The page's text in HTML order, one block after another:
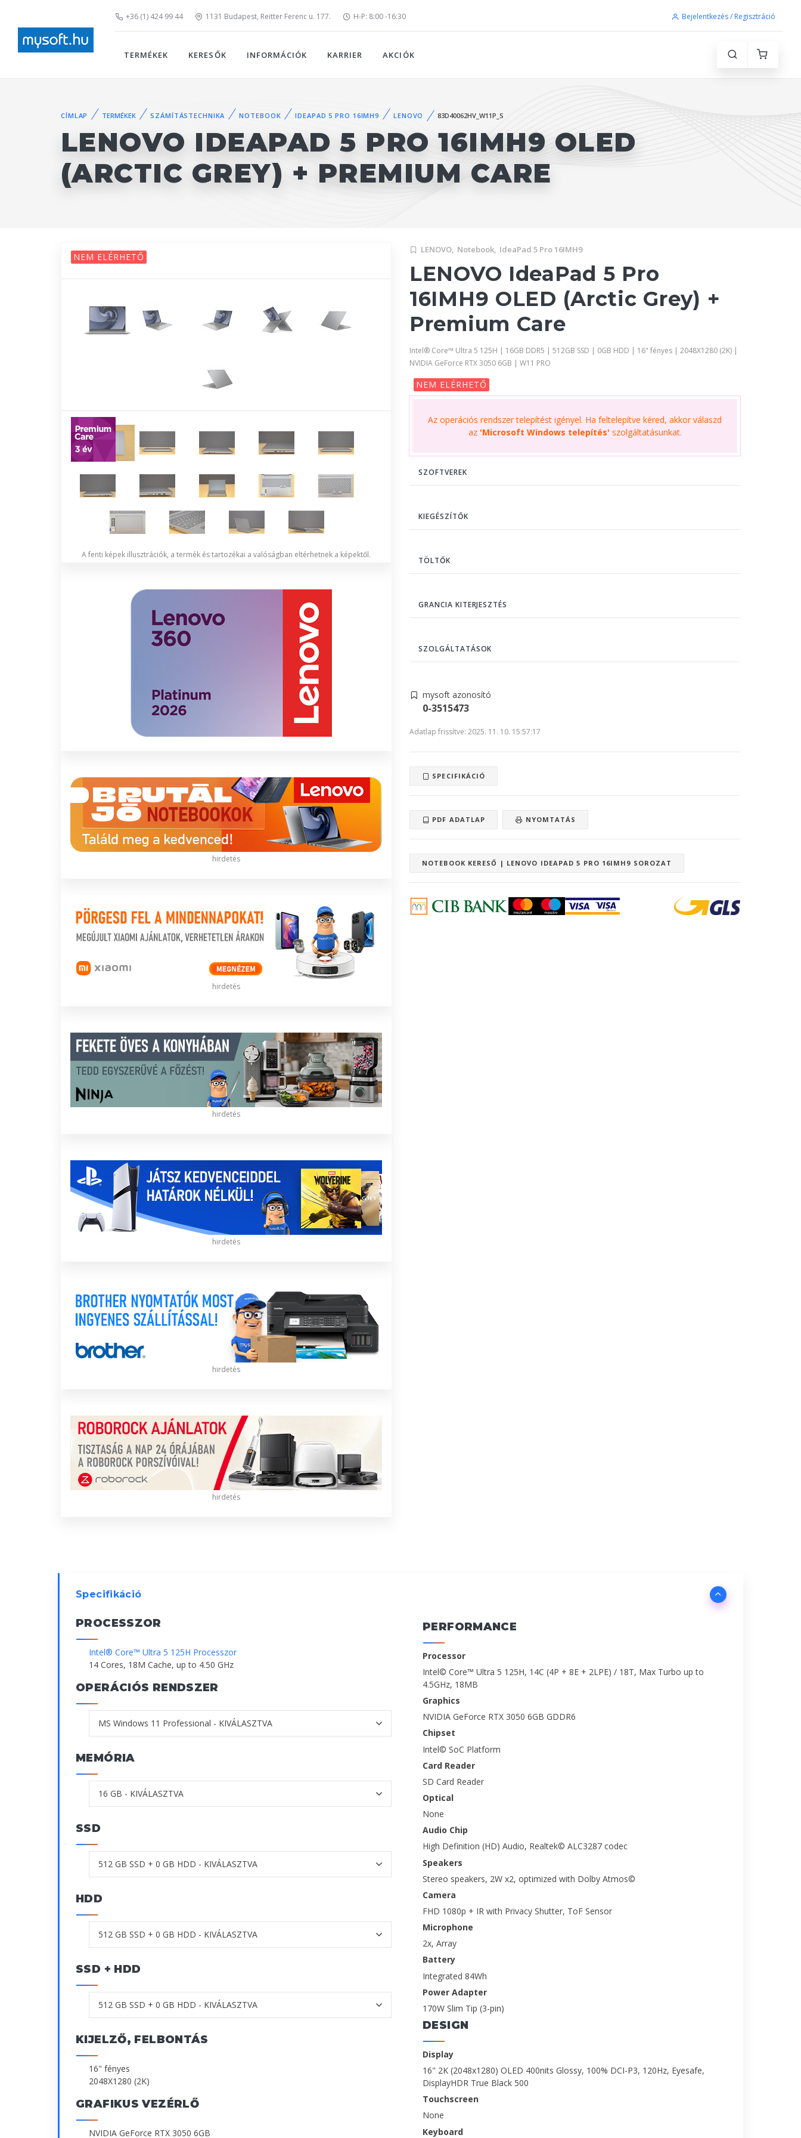
+36 (1) 424 99 44 1131 Budapest, Reitter Ferenc u. 177. H-P: 8:00 -16:30 Bejelentkezés / Regisztráció
TERMÉKEK KERESŐK INFORMÁCIÓK KARRIER AKCIÓK
CÍMLAP TERMÉKEK SZÁMÍTÁSTECHNIKA NOTEBOOK IDEAPAD 5 PRO 16IMH9 LENOVO 83D40062HV_W11P_S
LENOVO IDEAPAD 5 PRO 16IMH9 OLED
(ARCTIC GREY) + PREMIUM CARE
NEM ELÉRHETŐ
A fenti képek illusztrációk, a termék és tartozékai a valóságban eltérhetnek a képektől.
hirdetés
hirdetés
hirdetés
hirdetés
hirdetés
hirdetés
LENOVO, Notebook, IdeaPad 5 Pro 16IMH9
LENOVO IdeaPad 5 Pro
16IMH9 OLED (Arctic Grey) +
Premium Care
Intel® Core™ Ultra 5 125H | 16GB DDR5 | 512GB SSD | 0GB HDD | 16" fényes | 2048X1280 (2K) |
NVIDIA GeForce RTX 3050 6GB | W11 PRO
NEM ELÉRHETŐ
Az operációs rendszer telepítést igényel. Ha feltelepítve kéred, akkor válaszd
az 'Microsoft Windows telepítés' szolgáltatásunkat.
SZOFTVEREK
KIEGÉSZÍTŐK
TÖLTŐK
GRANCIA KITERJESZTÉS
SZOLGÁLTATÁSOK
mysoft azonosító
0-3515473
Adatlap frissítve: 2025. 11. 10. 15:57:17
SPECIFIKÁCIÓ
PDF ADATLAP NYOMTATÁS
NOTEBOOK KERESŐ | LENOVO IDEAPAD 5 PRO 16IMH9 SOROZAT
Specifikáció
PROCESSZOR
Intel® Core™ Ultra 5 125H Processzor
14 Cores, 18M Cache, up to 4.50 GHz
OPERÁCIÓS RENDSZER
MEMÓRIA
SSD
HDD
SSD + HDD
KIJELZŐ, FELBONTÁS
16" fényes
2048X1280 (2K)
GRAFIKUS VEZÉRLŐ
NVIDIA GeForce RTX 3050 6GB
PERFORMANCE
Processor
Intel© Core™ Ultra 5 125H, 14C (4P + 8E + 2LPE) / 18T, Max Turbo up to
4.5GHz, 18MB
Graphics
NVIDIA GeForce RTX 3050 6GB GDDR6
Chipset
Intel© SoC Platform
Card Reader
SD Card Reader
Optical
None
Audio Chip
High Definition (HD) Audio, Realtek© ALC3287 codec
Speakers
Stereo speakers, 2W x2, optimized with Dolby Atmos©
Camera
FHD 1080p + IR with Privacy Shutter, ToF Sensor
Microphone
2x, Array
Battery
Integrated 84Wh
Power Adapter
170W Slim Tip (3-pin)
DESIGN
Display
16" 2K (2048x1280) OLED 400nits Glossy, 100% DCI-P3, 120Hz, Eyesafe,
DisplayHDR True Black 500
Touchscreen
None
Keyboard